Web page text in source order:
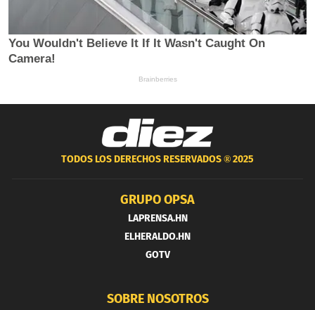
TODOS LOS DERECHOS RESERVADOS ®2025
GRUPO OPSA
LAPRENSA.HN
ELHERALDO.HN
GOTV
SOBRE NOSOTROS